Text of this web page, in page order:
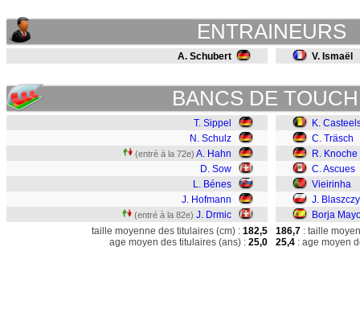
ENTRAINEURS
A. Schubert V. Ismaël
BANCS DE
T. Sippel
N. Schulz
(entré à la 72e) A. Hahn
D. Sow
L. Bénes
J. Hofmann
(entré à la 82e) J. Drmic
K.
C. Träsch
R. Knoche
C. Ascues
Vieirinha
J.
Borja
taille moyenne des titulaires (cm) : 182,5
age moyen des titulaires (ans) : 25,0
186,7 : taille
25,4 : age moyen